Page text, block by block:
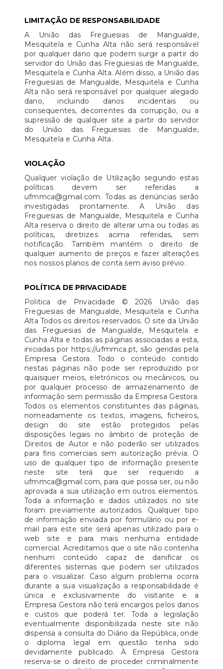
LIMITAÇÃO DE RESPONSABILIDADE
A União das Freguesias de Mangualde,
Mesquitela e Cunha Alta não será responsável
por qualquer dano que podem surgir a partir do
servidor do União das Freguesias de Mangualde,
Mesquitela e Cunha Alta. Além disso, a União das
Freguesias de Mangualde, Mesquitela e Cunha
Alta não será responsável por qualquer alegado
dano, incluindo danos incidentais ou
consequentes, decorrentes da corrupção, ou a
supressão de qualquer site a partir do servidor
do União das Freguesias de Mangualde,
Mesquitela e Cunha Alta.
VIOLAÇÃO
Qualquer violação de Utilização segundo estas
políticas devem ser referidas a
ufmmca@gmail.com. Todas as denúncias serão
investigadas prontamente. A União das
Freguesias de Mangualde, Mesquitela e Cunha
Alta reserva o direito de alterar uma ou todas as
políticas, diretrizes acima referidas, sem
notificação. Também mantém o direito de
qualquer aumento de preços e fazer alterações
nos nossos planos de conta sem aviso prévio.
POLÍTICA DE PRIVACIDADE
Politica de Privacidade © 2026 União das
Freguesias de Mangualde, Mesquitela e Cunha
Alta Todos os direitos reservados. O site da União
das Freguesias de Mangualde, Mesquitela e
Cunha Alta e todas as páginas associadas a esta,
iniciadas por https://ufmmca.pt, são geridas pela
Empresa Gestora. Todo o conteúdo contido
nestas páginas não pode ser reproduzido por
quaisquer meios, eletrónicos ou mecânicos, ou
por qualquer processo de armazenamento de
informação sem permissão da Empresa Gestora.
Todos os elementos constituintes das páginas,
nomeadamente os textos, imagens, ficheiros,
design do site estão protegidos pelas
disposições legais no âmbito de proteção de
Direitos de Autor e não poderão ser utilizados
para fins comerciais sem autorização prévia. O
uso de qualquer tipo de informação presente
neste site terá que ser requerido a
ufmmca@gmail.com, para que possa ser, ou não
aprovada a sua utilização em outros elementos.
Toda a informação e dados utilizados no site
foram previamente autorizados. Qualquer tipo
de informação enviada por formulário ou por e-
mail para este site será apenas utilizado para o
web site e para mais nenhuma entidade
comercial. Acreditamos que o site não contenha
nenhum conteúdo capaz de danificar os
diferentes sistemas que podem ser utilizados
para o visualizar. Caso algum problema ocorra
durante a sua visualização a responsabilidade é
única e exclusivamente do visitante e a
Empresa Gestora não terá encargos pelos danos
e custos que poderá ter. Toda a legislação
eventualmente disponibilizada neste site não
dispensa a consulta do Diário da República, onde
o diploma legal em questão tenha sido
devidamente publicado. À Empresa Gestora
reserva-se o direito de proceder criminalmente